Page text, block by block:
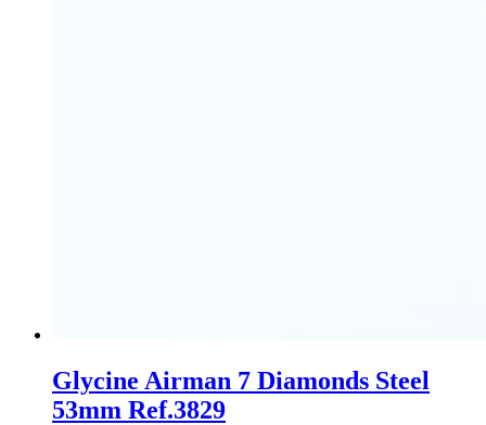
Glycine Airman 7 Diamonds Steel
53mm Ref.3829